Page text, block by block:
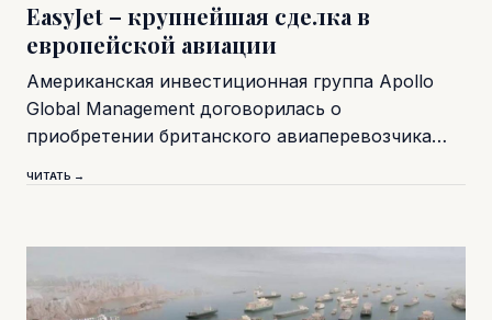
EasyJet – крупнейшая сделка в
европейской авиации
Американская инвестиционная группа Apollo
Global Management договорилась о
приобретении британского авиаперевозчика…
ЧИТАТЬ →